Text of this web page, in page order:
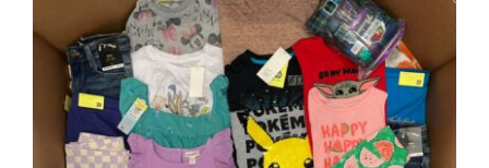
250 piezas de para niños